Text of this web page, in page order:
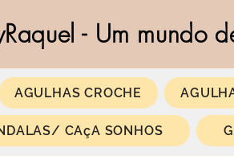
- Um mundo
AGULHAS CROCHE
CAçA SONHOS